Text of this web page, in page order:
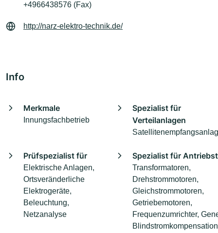
+4966438576 (Fax)
http://narz-elektro-technik.de/
Info
Merkmale
Innungsfachbetrieb
Spezialist für
Verteilanlagen
Prüfspezialist für
Elektrische Anlagen,
Ortsveränderliche
Elektrogeräte,
Beleuchtung,
Netzanalyse
Spezialist für
Transformatoren,
Drehstrommotoren,
Gleichstrommotoren,
Getriebemotoren,
Frequenzumrichter,